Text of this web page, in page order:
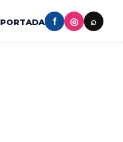
PORTADA f ◎ ⌕